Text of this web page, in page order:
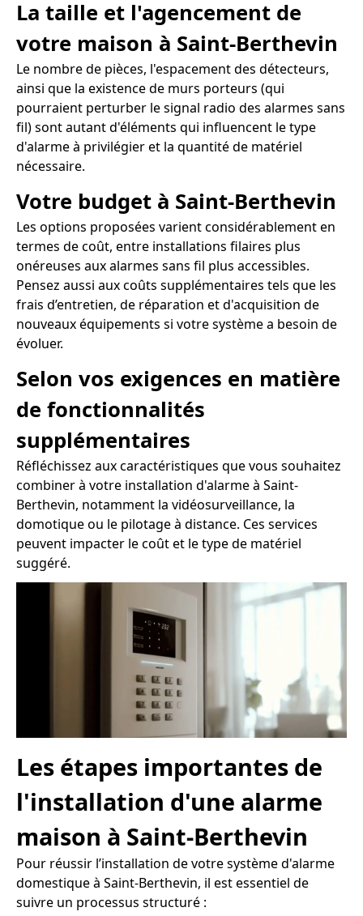
La taille et l'agencement de
votre maison à Saint-Berthevin
Le nombre de pièces, l'espacement des détecteurs,
ainsi que la existence de murs porteurs (qui
pourraient perturber le signal radio des alarmes sans
fil) sont autant d'éléments qui influencent le type
d'alarme à privilégier et la quantité de matériel
nécessaire.
Votre budget à Saint-Berthevin
Les options proposées varient considérablement en
termes de coût, entre installations filaires plus
onéreuses aux alarmes sans fil plus accessibles.
Pensez aussi aux coûts supplémentaires tels que les
frais d’entretien, de réparation et d'acquisition de
nouveaux équipements si votre système a besoin de
évoluer.
Selon vos exigences en matière
de fonctionnalités
supplémentaires
Réfléchissez aux caractéristiques que vous souhaitez
combiner à votre installation d'alarme à Saint-
Berthevin, notamment la vidéosurveillance, la
domotique ou le pilotage à distance. Ces services
peuvent impacter le coût et le type de matériel
suggéré.
Les étapes importantes de
l'installation d'une alarme
maison à Saint-Berthevin
Pour réussir l’installation de votre système d'alarme
domestique à Saint-Berthevin, il est essentiel de
suivre un processus structuré :